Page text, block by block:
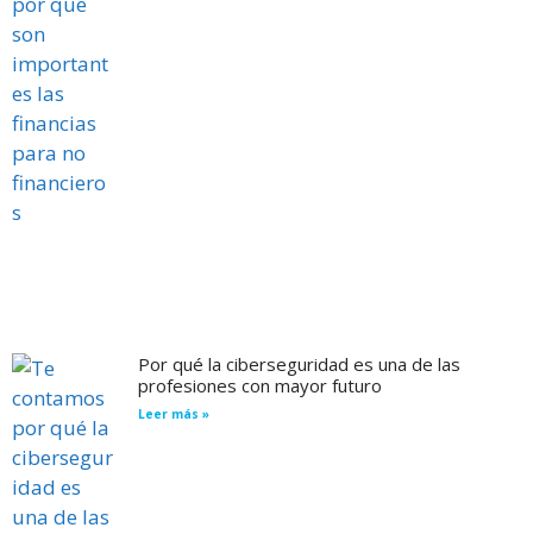
Por qué la ciberseguridad es una de las
profesiones con mayor futuro
Leer más »